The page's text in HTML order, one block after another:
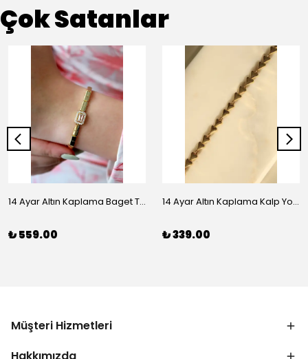
Çok Satanlar
14 Ayar Altın Kaplama Baget Taşlı Vip Bileklik
₺ 559.00
14 Ayar Altın Kaplama Kalp Yolu Bileklik
₺ 339.00
Müşteri Hizmetleri